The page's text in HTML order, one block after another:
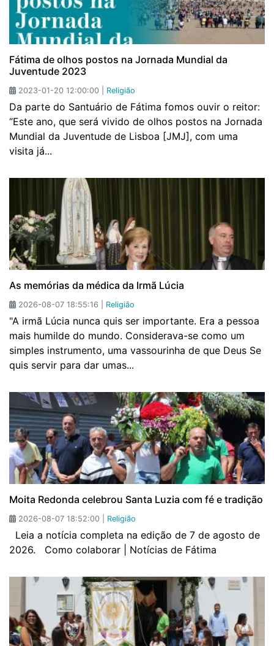
Fátima de olhos postos na Jornada Mundial da
Juventude 2023
2023-01-20 12:00:00 | Religião
Da parte do Santuário de Fátima fomos ouvir o reitor:
“Este ano, que será vivido de olhos postos na Jornada
Mundial da Juventude de Lisboa [JMJ], com uma
visita já...
As memórias da médica da Irmã Lúcia
2026-08-07 18:55:16 | Religião
"A irmã Lúcia nunca quis ser importante. Era a pessoa
mais humilde do mundo. Considerava-se como um
simples instrumento, uma vassourinha de que Deus Se
quis servir para dar umas...
Moita Redonda celebrou Santa Luzia com fé e tradição
2026-08-07 18:52:00 | Religião
Leia a notícia completa na edição de 7 de agosto de
2026. Como colaborar | Notícias de Fátima